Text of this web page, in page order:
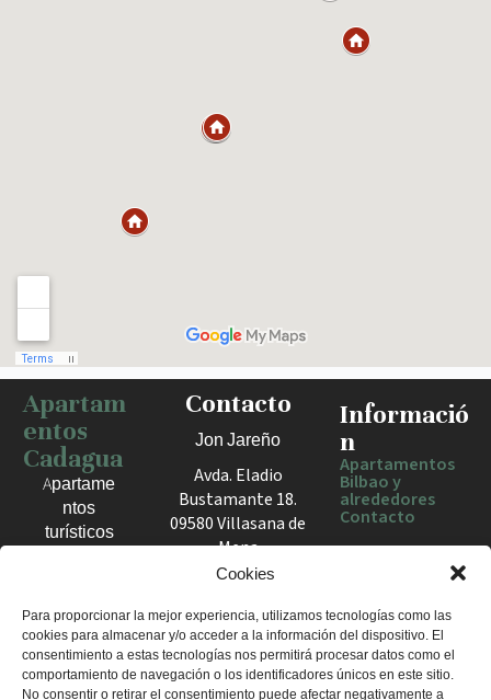
Cookies
Para proporcionar la mejor experiencia, utilizamos tecnologías como las
cookies para almacenar y/o acceder a la información del dispositivo. El
consentimiento a estas tecnologías nos permitirá procesar datos como el
comportamiento de navegación o los identificadores únicos en este sitio.
No consentir o retirar el consentimiento puede afectar negativamente a
Haz clic para activar el mapa
Apartam
entos
Cadagua
Apartame
ntos
turísticos
el Valle
de Mena.
Estancias
cómodas
Contacto
Jon Jareño
Avda. Eladio
Bustamante 18.
09580 Villasana de
Mena
España
+34 675 602
960
apartamentosc
Informació
n
Apartamentos
Bilbao y
alrededores
Contacto